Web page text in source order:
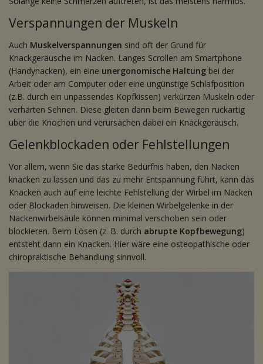
Verspannungen der Muskeln
Auch Muskelverspannungen sind oft der Grund für
Knackgeräusche im Nacken. Langes Scrollen am Smartphone
(Handynacken), ein eine unergonomische Haltung bei der
Arbeit oder am Computer oder eine ungünstige Schlafposition
(z.B. durch ein unpassendes Kopfkissen) verkürzen Muskeln oder
verhärten Sehnen. Diese gleiten dann beim Bewegen ruckartig
über die Knochen und verursachen dabei ein Knackgeräusch.
Gelenkblockaden oder Fehlstellungen
Vor allem, wenn Sie das starke Bedürfnis haben, den Nacken
knacken zu lassen und das zu mehr Entspannung führt, kann das
Knacken auch auf eine leichte Fehlstellung der Wirbel im Nacken
oder Blockaden hinweisen. Die kleinen Wirbelgelenke in der
Nackenwirbelsäule können minimal verschoben sein oder
blockieren. Beim Lösen (z. B. durch abrupte Kopfbewegung)
entsteht dann ein Knacken. Hier wäre eine osteopathische oder
chiropraktische Behandlung sinnvoll.